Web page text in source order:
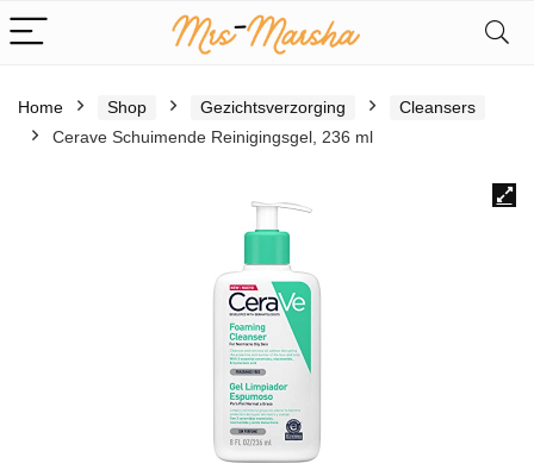
Home Shop Gezichtsverzorging
Cleansers
Cerave Schuimende Reinigingsgel, 236 ml